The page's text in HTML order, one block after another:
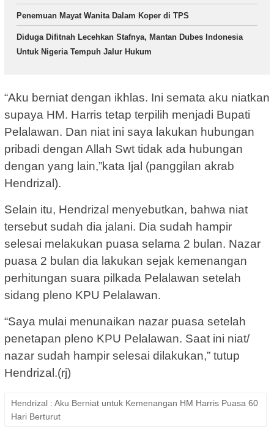
Penemuan Mayat Wanita Dalam Koper di TPS
Diduga Difitnah Lecehkan Stafnya, Mantan Dubes Indonesia
Untuk Nigeria Tempuh Jalur Hukum
“Aku berniat dengan ikhlas. Ini semata aku niatkan
supaya HM. Harris tetap terpilih menjadi Bupati
Pelalawan. Dan niat ini saya lakukan hubungan
pribadi dengan Allah Swt tidak ada hubungan
dengan yang lain,”kata Ijal (panggilan akrab
Hendrizal).
Selain itu, Hendrizal menyebutkan, bahwa niat
tersebut sudah dia jalani. Dia sudah hampir
selesai melakukan puasa selama 2 bulan. Nazar
puasa 2 bulan dia lakukan sejak kemenangan
perhitungan suara pilkada Pelalawan setelah
sidang pleno KPU Pelalawan.
“Saya mulai menunaikan nazar puasa setelah
penetapan pleno KPU Pelalawan. Saat ini niat/
nazar sudah hampir selesai dilakukan,” tutup
Hendrizal.(rj)
Hendrizal : Aku Berniat untuk Kemenangan HM Harris Puasa 60
Hari Berturut